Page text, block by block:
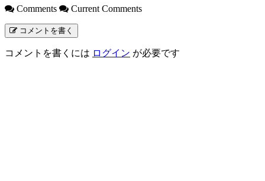
Comments Current Comments
コメントを書く
コメントを書くには ログイン が必要です